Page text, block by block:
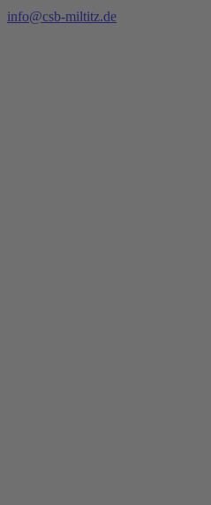
info@csb-miltitz.de